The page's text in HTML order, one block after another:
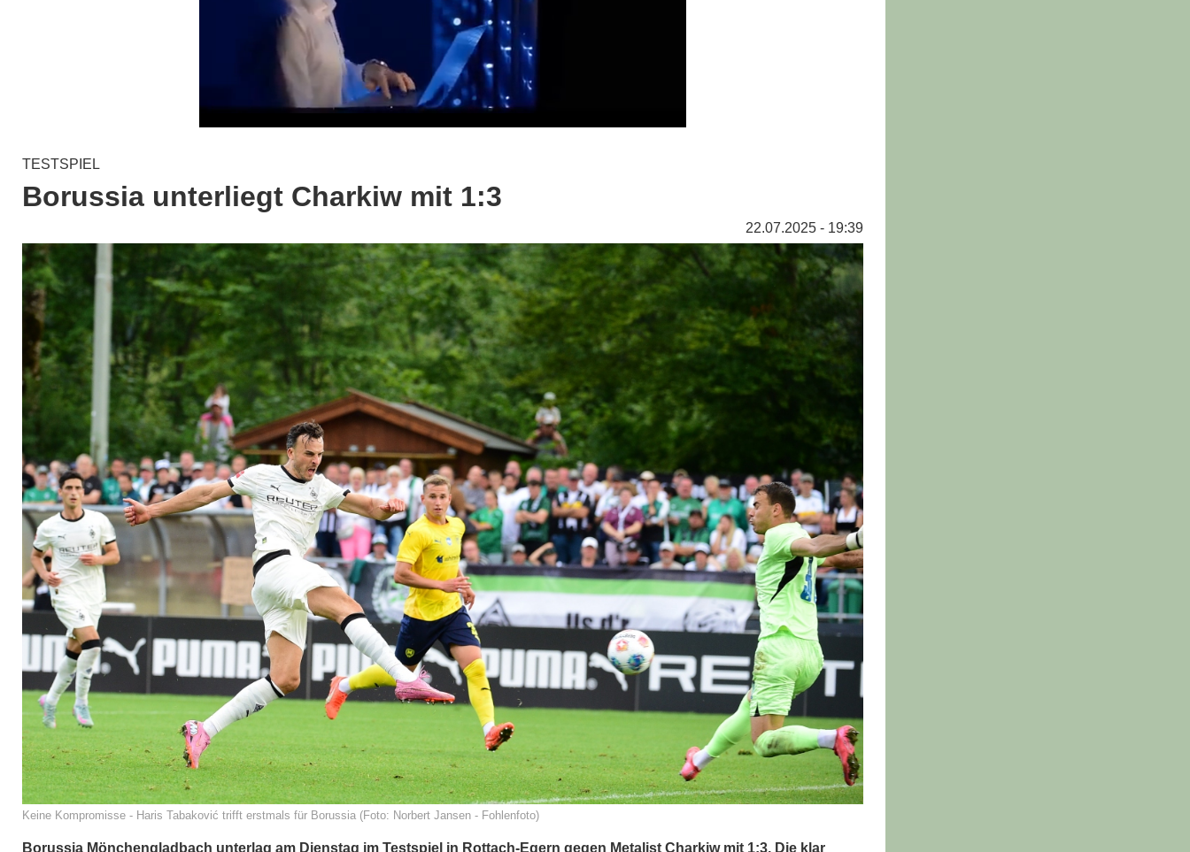
TESTSPIEL
Borussia unterliegt Charkiw mit 1:3
22.07.2025 - 19:39
Keine Kompromisse - Haris Tabaković trifft erstmals für Borussia (Foto: Norbert Jansen - Fohlenfoto)
Borussia Mönchengladbach unterlag am Dienstag im Testspiel in Rottach-Egern gegen Metalist Charkiw mit 1:3. Die klar